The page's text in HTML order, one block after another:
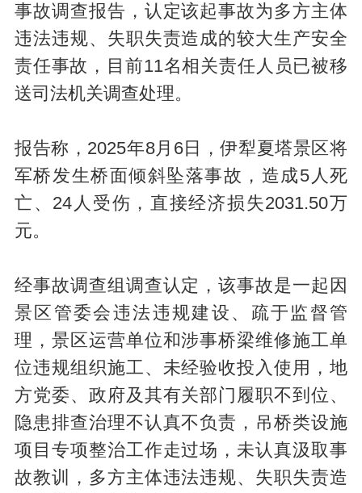
事故调查报告，认定该起事故为多方主体
违法违规、失职失责造成的较大生产安全
责任事故，目前11名相关责任人员已被移
送司法机关调查处理。
报告称，2025年8月6日，伊犁夏塔景区将
军桥发生桥面倾斜坠落事故，造成5人死
亡、24人受伤，直接经济损失2031.50万
元。
经事故调查组调查认定，该事故是一起因
景区管委会违法违规建设、疏于监督管
理，景区运营单位和涉事桥梁维修施工单
位违规组织施工、未经验收投入使用，地
方党委、政府及其有关部门履职不到位、
隐患排查治理不认真不负责，吊桥类设施
项目专项整治工作走过场，未认真汲取事
故教训，多方主体违法违规、失职失责造